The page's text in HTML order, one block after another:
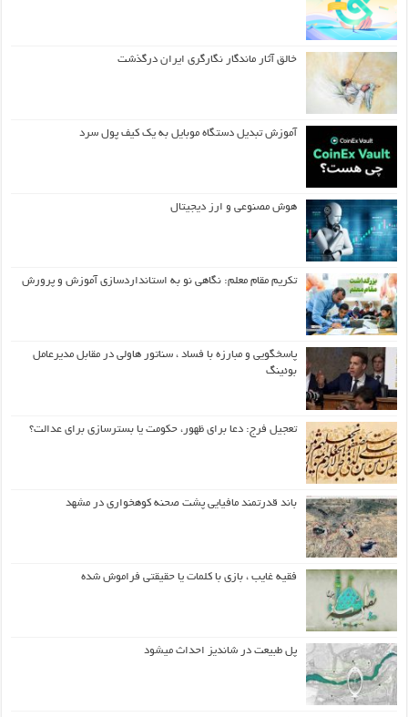
خالق آثار ماندگار نگارگری ایران درگذشت
آموزش تبدیل دستگاه موبایل به یک کیف‌ پول سرد
هوش مصنوعی و ارز دیجیتال
تکریم مقام معلم: نگاهی نو به استانداردسازی آموزش و پرورش
پاسخگویی و مبارزه با فساد ، سناتور هاولی در مقابل مدیرعامل
بوئینگ
تعجیل فرج: دعا برای ظهور، حکومت یا بسترسازی برای عدالت؟
باند قدرتمند مافیایی پشت صحنه کوهخواری در مشهد
فقیه غایب ، بازی با کلمات یا حقیقتی فراموش شده
پل طبیعت در شاندیز احداث میشود